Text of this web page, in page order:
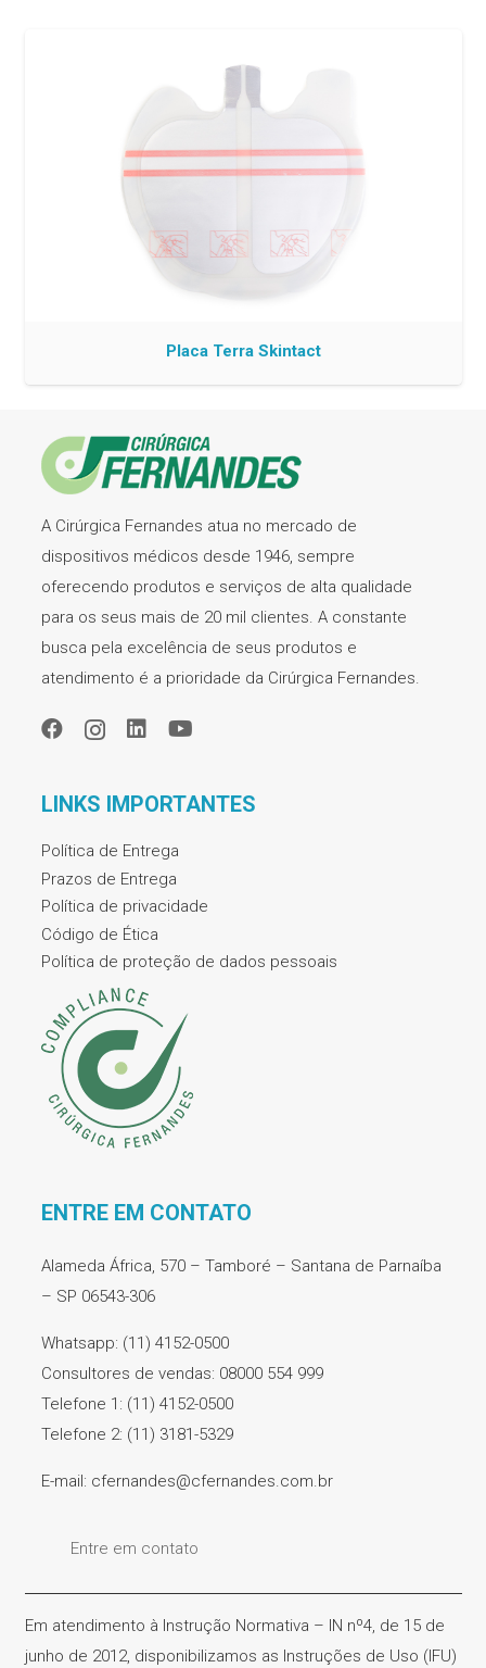
Placa Terra Skintact
A Cirúrgica Fernandes atua no mercado de
dispositivos médicos desde 1946, sempre
oferecendo produtos e serviços de alta qualidade
para os seus mais de 20 mil clientes. A constante
busca pela excelência de seus produtos e
atendimento é a prioridade da Cirúrgica Fernandes.
LINKS IMPORTANTES
Política de Entrega
Prazos de Entrega
Política de privacidade
Código de Ética
Política de proteção de dados pessoais
ENTRE EM CONTATO
Alameda África, 570 – Tamboré – Santana de Parnaíba
– SP 06543-306
Whatsapp: (11) 4152-0500
Consultores de vendas: 08000 554 999
Telefone 1: (11) 4152-0500
Telefone 2: (11) 3181-5329
E-mail: cfernandes@cfernandes.com.br
Entre em contato
Em atendimento à Instrução Normativa – IN nº4, de 15 de
junho de 2012, disponibilizamos as Instruções de Uso (IFU)